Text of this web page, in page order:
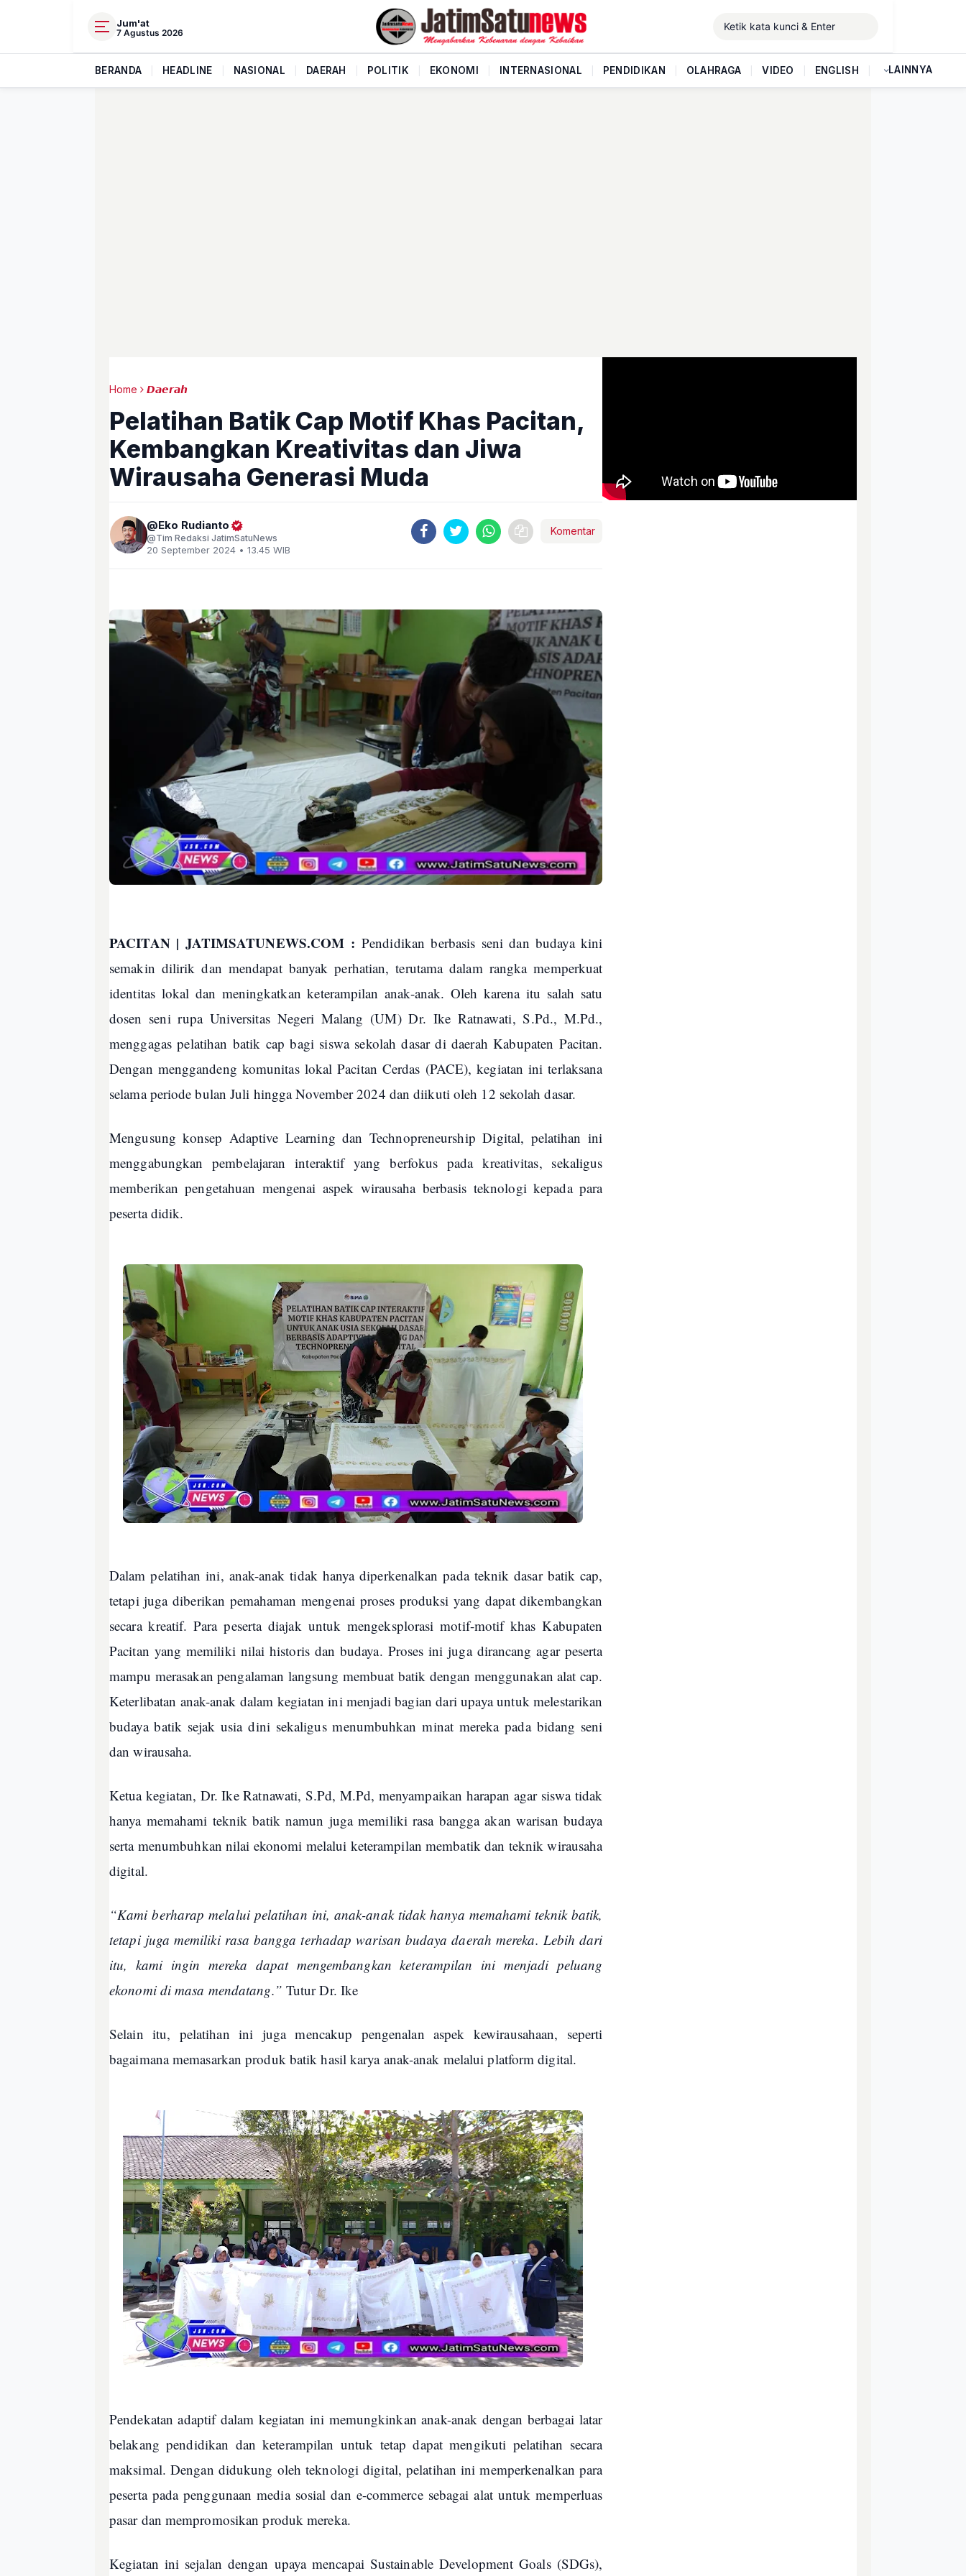
Jum'at
7 Agustus 2026
BERANDA HEADLINE NASIONAL DAERAH POLITIK EKONOMI INTERNASIONAL PENDIDIKAN OLAHRAGA VIDEO ENGLISH LAINNYA
Home 𝘿𝙖𝙚𝙧𝙖𝙝
Pelatihan Batik Cap Motif Khas Pacitan,
Kembangkan Kreativitas dan Jiwa
Wirausaha Generasi Muda
Eko Rudianto
Tim Redaksi JatimSatuNews
20 September 2024 • 13.45 WIB
Komentar
PACITAN | JATIMSATUNEWS.COM :Pendidikan berbasis seni dan budaya kini
semakin dilirik dan mendapat banyak perhatian, terutama dalam rangka memperkuat
identitas lokal dan meningkatkan keterampilan anak-anak. Oleh karena itu salah satu
dosen seni rupa Universitas Negeri Malang (UM) Dr. Ike Ratnawati, S.Pd., M.Pd.,
menggagas pelatihan batik cap bagi siswa sekolah dasar di daerah Kabupaten Pacitan.
Dengan menggandeng komunitas lokal Pacitan Cerdas (PACE), kegiatan ini terlaksana
selama periode bulan Juli hingga November 2024 dan diikuti oleh 12 sekolah dasar.
Mengusung konsep Adaptive Learning dan Technopreneurship Digital, pelatihan ini
menggabungkan pembelajaran interaktif yang berfokus pada kreativitas, sekaligus
memberikan pengetahuan mengenai aspek wirausaha berbasis teknologi kepada para
peserta didik.
Dalam pelatihan ini, anak-anak tidak hanya diperkenalkan pada teknik dasar batik cap,
tetapi juga diberikan pemahaman mengenai proses produksi yang dapat dikembangkan
secara kreatif. Para peserta diajak untuk mengeksplorasi motif-motif khas Kabupaten
Pacitan yang memiliki nilai historis dan budaya. Proses ini juga dirancang agar peserta
mampu merasakan pengalaman langsung membuat batik dengan menggunakan alat cap.
Keterlibatan anak-anak dalam kegiatan ini menjadi bagian dari upaya untuk melestarikan
budaya batik sejak usia dini sekaligus menumbuhkan minat mereka pada bidang seni
dan wirausaha.
Ketua kegiatan, Dr. Ike Ratnawati, S.Pd, M.Pd, menyampaikan harapan agar siswa tidak
hanya memahami teknik batik namun juga memiliki rasa bangga akan warisan budaya
serta menumbuhkan nilai ekonomi melalui keterampilan membatik dan teknik wirausaha
digital.
“Kami berharap melalui pelatihan ini, anak-anak tidak hanya memahami teknik batik,
tetapi juga memiliki rasa bangga terhadap warisan budaya daerah mereka. Lebih dari
itu, kami ingin mereka dapat mengembangkan keterampilan ini menjadi peluang
ekonomi di masa mendatang.” Tutur Dr. Ike
Selain itu, pelatihan ini juga mencakup pengenalan aspek kewirausahaan, seperti
bagaimana memasarkan produk batik hasil karya anak-anak melalui platform digital.
Pendekatan adaptif dalam kegiatan ini memungkinkan anak-anak dengan berbagai latar
belakang pendidikan dan keterampilan untuk tetap dapat mengikuti pelatihan secara
maksimal. Dengan didukung oleh teknologi digital, pelatihan ini memperkenalkan para
peserta pada penggunaan media sosial dan e-commerce sebagai alat untuk memperluas
pasar dan mempromosikan produk mereka.
Kegiatan ini sejalan dengan upaya mencapai Sustainable Development Goals (SDGs),